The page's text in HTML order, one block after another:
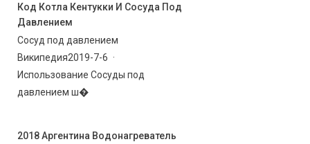
Код Котла Кентукки И Сосуда Под
Давлением
Сосуд под давлением
Википедия2019-7-6 ·
Использование Сосуды под
давлением ш�
2018 Аргентина Водонагреватель